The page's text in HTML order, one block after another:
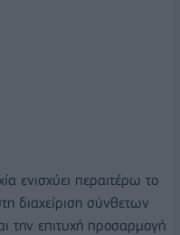
ενισχύει περαιτέρω το
διαχείριση σύνθετων
την επιτυχή προσαρμογή